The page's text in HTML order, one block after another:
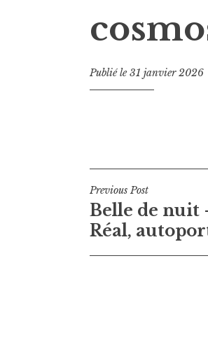
Publié le31 janvier 2026
Navigation
de
l’article
Previous Post
Belle de nuit
Réal,